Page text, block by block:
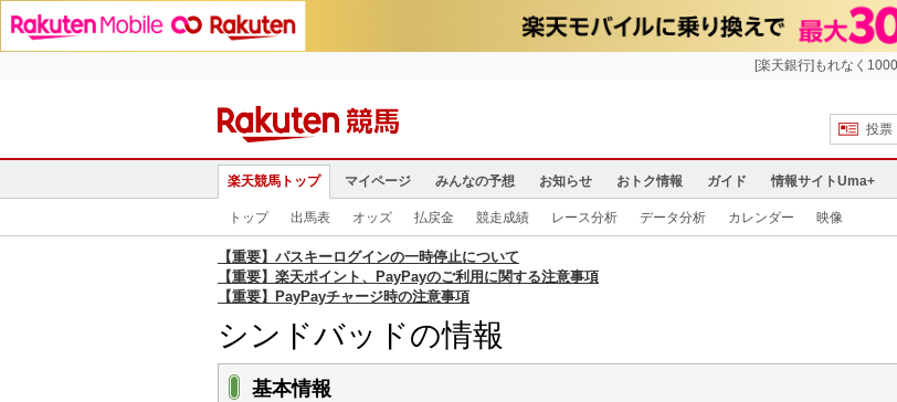
[楽天銀行]もれなく
投票
楽天競馬トップ マイページ みんなの予想 お知らせ おトク情報 ガイド 情報サイトUma+
トップ 出馬表 オッズ 払戻金 競走成績 レース分析 データ分析 カレンダー 映像
【重要】パスキーログインの一時停止について
【重要】楽天ポイント、PayPayのご利用に関する注意事項
【重要】PayPayチャージ時の注意事項
シンドバッドの情報
基本情報